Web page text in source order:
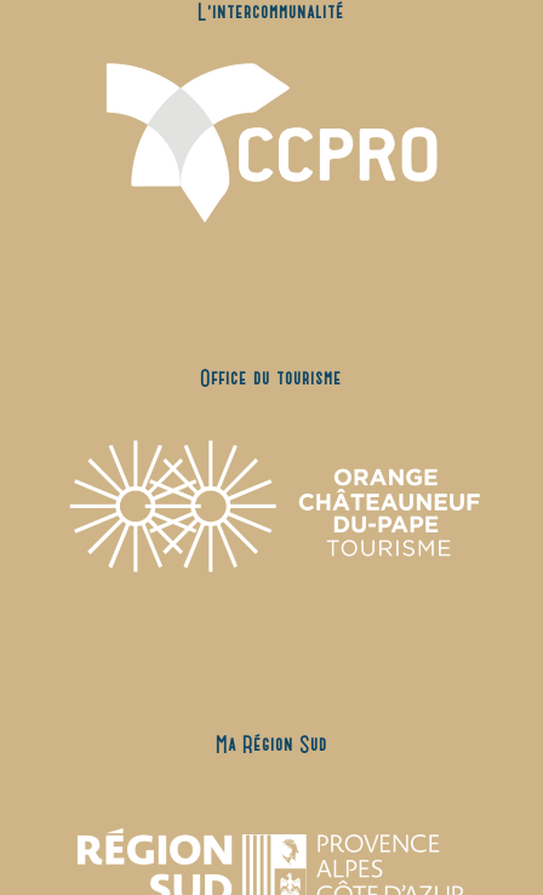
L’intercommunalité
Office du tourisme
Ma Région Sud